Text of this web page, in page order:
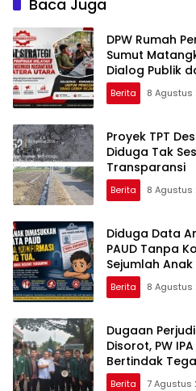
Baca Juga
DPW Rumah
Sumut
Dialog Publik
Berita 8 Agustus
Proyek TPT
Diduga Tak
Transparansi
Berita 8 Agustus
Diduga Data
PAUD Tanpa
Sejumlah
Berita 8 Agustus
Dugaan
Disorot, PW
Bertindak
Berita 7 Agustus